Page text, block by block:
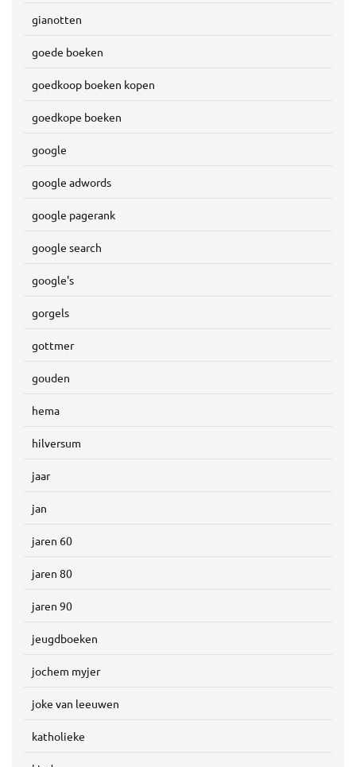
gianotten
goede boeken
goedkoop boeken kopen
goedkope boeken
google
google adwords
google pagerank
google search
google's
gorgels
gottmer
gouden
hema
hilversum
jaar
jan
jaren 60
jaren 80
jaren 90
jeugdboeken
jochem myjer
joke van leeuwen
katholieke